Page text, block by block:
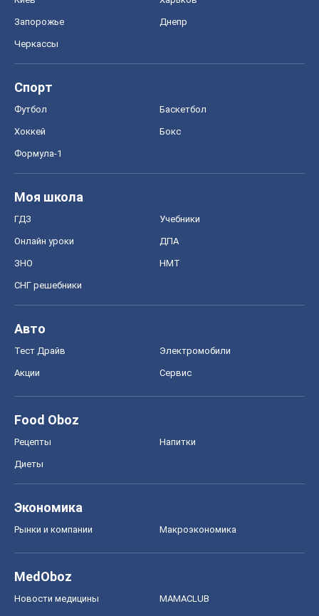
Запорожье Днепр
Черкассы
Спорт
Футбол Баскетбол
Хоккей Бокс
Формула-1
Моя школа
ГДЗ Учебники
Онлайн уроки ДПА
ЗНО НМТ
СНГ решебники
Авто
Тест Драйв Электромобили
Акции Сервис
Food Oboz
Рецепты Напитки
Диеты
Экономика
Рынки и компании Mакроэкономика
MedOboz
Новости медицины MAMACLUB